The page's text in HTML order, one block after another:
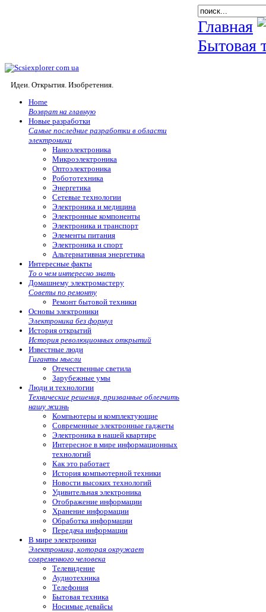
Главная
Бытовая
Идеи. Открытия. Изобретения.
Home
Возврат на главную
Новые разработки
Самые последние разработки в области
электроники
Наноэлектроника
Микроэлектроника
Оптоэлектроника
Робототехника
Энергетика
Сетевые технологии
Электроника и медицина
Электронные компоненты
Электроника и транспорт
Элементы питания
Электроника и спорт
Альтернативная энергетика
Интересные факты
То о чем интересно знать
Домашнему электромастеру
Советы по ремонту
Ремонт бытовой техники
Основы электроники
Электроника без формул
История открытий
История революционных открытий
Известные люди
Гиганты мысли
Отечественные светила
Зарубежные умы
Люди и технологии
Технические решения, призванные облегчить
нашу жизнь
Компьютеры и комплектующие
Современные электронные гаджеты
Электроника в нашей квартире
Интересное в мире информационных
технологий
Как это работает
История компьютерной техники
Новости высоких технологий
Удивительная электроника
Отображение информации
Хранение информации
Обработка информации
Передача информации
В мире электроники
Электроника, которая окружает
современного человека
Телевидение
Аудиотехника
Телефония
Бытовая техника
Носимые девайсы